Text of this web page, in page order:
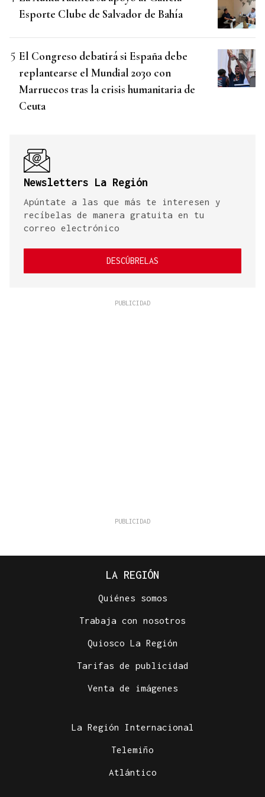
Esporte Clube de Salvador de Bahía
El Congreso debatirá si España debe
replantearse el Mundial 2030 con
Marruecos tras la crisis humanitaria de
Ceuta
Newsletters La Región
Apúntate a las que más te interesen y
recíbelas de manera gratuita en tu
correo electrónico
DESCÚBRELAS
LA REGIÓN
Quiénes somos
Trabaja con nosotros
Quiosco La Región
Tarifas de publicidad
Venta de imágenes
La Región Internacional
Telemiño
Atlántico